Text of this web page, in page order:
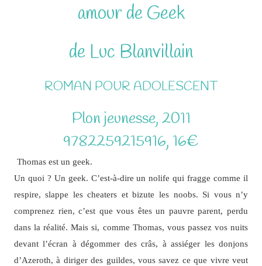
amour de Geek
de Luc Blanvillain
ROMAN POUR ADOLESCENT
Plon jeunesse, 2011
9782259215916, 16€
Thomas est un geek.
Un quoi ? Un geek. C’est-à-dire un nolife qui fragge comme il
respire, slappe les cheaters et bizute les noobs. Si vous n’y
comprenez rien, c’est que vous êtes un pauvre parent, perdu
dans la réalité. Mais si, comme Thomas, vous passez vos nuits
devant l’écran à dégommer des crâs, à assiéger les donjons
d’Azeroth, à diriger des guildes, vous savez ce que vivre veut